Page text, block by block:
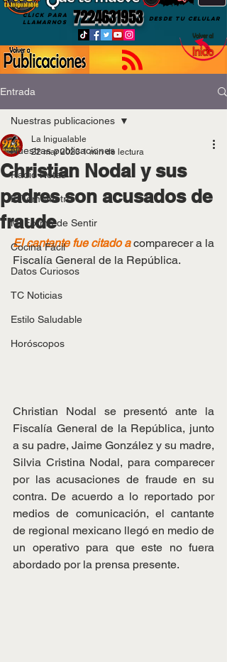
7224631953
CLICK PARA
LLAMARNOS
DESDE TU CELULAR
Entrada
Nuestras publicaciones
Radio Notas
El Temómetro
Mi Forma de Sentir
Cocina Fácil
Datos Curiosos
TC Noticias
Estilo Saludable
Horóscopos
Nuestras publicaciones
Christian Nodal y sus
padres son acusados de
fraude
La Inigualable
22 mar 2023 1 min de lectura
El cantante fue citado a comparecer a la
Fiscalía General de la República.
Christian Nodal se presentó ante la
Fiscalía General de la República, junto
a su padre, Jaime González y su madre,
Silvia Cristina Nodal, para comparecer
por las acusaciones de fraude en su
contra. De acuerdo a lo reportado por
medios de comunicación, el cantante
de regional mexicano llegó en medio de
un operativo para que este no fuera
abordado por la prensa presente.